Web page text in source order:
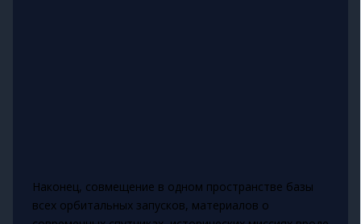
Наконец, совмещение в одном пространстве базы
всех орбитальных запусков, материалов о